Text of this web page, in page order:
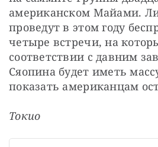
американском Майами.
проведут в этом году
четыре встречи, на
соответствии с давним
Сяопина будет иметь
показать американцам
Токио